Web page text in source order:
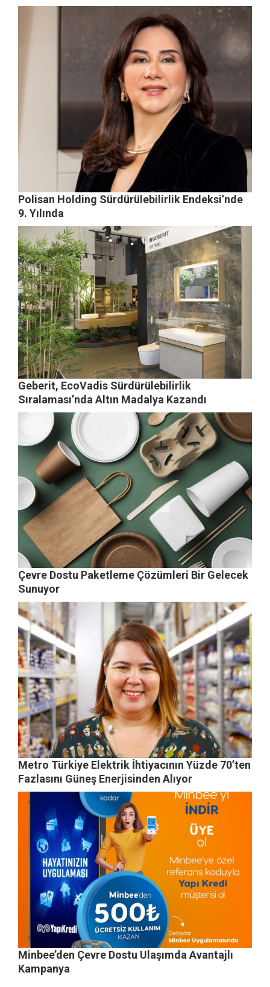
Polisan Holding Sürdürülebilirlik Endeksi’nde
9. Yılında
Geberit, EcoVadis Sürdürülebilirlik
Sıralaması’nda Altın Madalya Kazandı
Çevre Dostu Paketleme Çözümleri Bir Gelecek
Sunuyor
Metro Türkiye Elektrik İhtiyacının Yüzde 70’ten
Fazlasını Güneş Enerjisinden Alıyor
Minbee’den Çevre Dostu Ulaşımda Avantajlı
Kampanya